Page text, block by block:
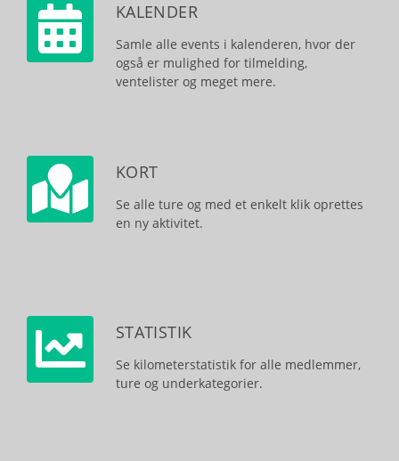
KALENDER
Samle alle events i kalenderen, hvor der
også er mulighed for tilmelding,
ventelister og meget mere.
KORT
Se alle ture og med et enkelt klik oprettes
en ny aktivitet.
STATISTIK
Se kilometerstatistik for alle medlemmer,
ture og underkategorier.